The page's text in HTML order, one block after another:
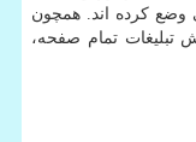
وضع كرده اند. همچون
تبلیغات تمام صفحه،